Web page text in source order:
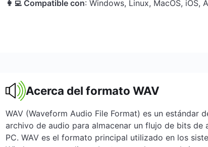
👩‍💻 Compatible con: Windows, Linux, MacOS, iOS,
Acerca del formato WAV
WAV (Waveform Audio File Format) es un estándar
archivo de audio para almacenar un flujo de bits de
PC. WAV es el formato principal utilizado en los